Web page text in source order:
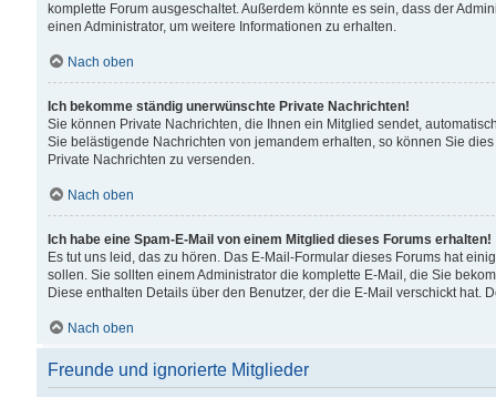
komplette Forum ausgeschaltet. Außerdem könnte es sein, dass der
einen Administrator, um weitere Informationen zu erhalten.
Nach oben
Ich bekomme ständig unerwünschte Private Nachrichten!
Sie können Private Nachrichten, die Ihnen ein Mitglied sendet,
Sie belästigende Nachrichten von jemandem erhalten, so können Sie
Private Nachrichten zu versenden.
Nach oben
Ich habe eine Spam-E-Mail von einem Mitglied dieses Forums erhalten!
Es tut uns leid, das zu hören. Das E-Mail-Formular dieses Forums hat
sollen. Sie sollten einem Administrator die komplette E-Mail, die Sie
Diese enthalten Details über den Benutzer, der die E-Mail verschickt hat.
Nach oben
Freunde und ignorierte Mitglieder